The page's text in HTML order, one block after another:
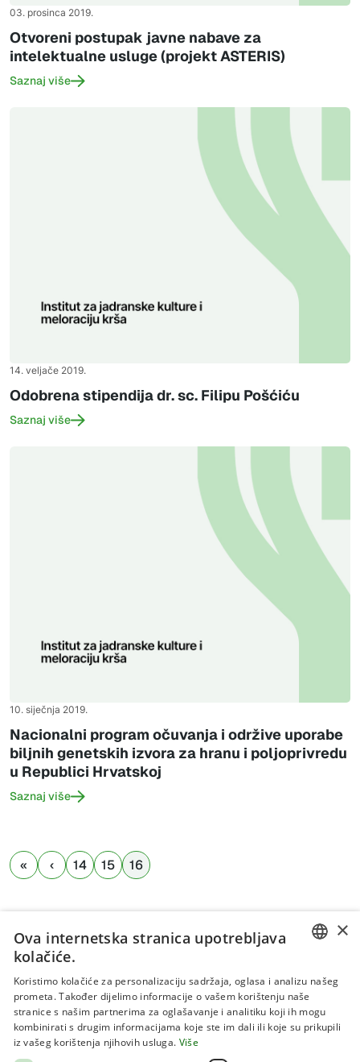
03. prosinca 2019.
Otvoreni postupak javne nabave za
intelektualne usluge (projekt ASTERIS)
Saznaj više
14. veljače 2019.
Odobrena stipendija dr. sc. Filipu Pošćiću
Saznaj više
10. siječnja 2019.
Nacionalni program očuvanja i održive uporabe
biljnih genetskih izvora za hranu i poljoprivredu
u Republici Hrvatskoj
Saznaj više
14 15 16
Uvjeti korištenja
ENGLISH
×
Ova internetska stranica upotrebljava
kolačiće.
Koristimo kolačiće za personalizaciju sadržaja, oglasa i analizu našeg
prometa. Također dijelimo informacije o vašem korištenju naše
stranice s našim partnerima za oglašavanje i analitiku koji ih mogu
kombinirati s drugim informacijama koje ste im dali ili koje su prikupili
iz vašeg korištenja njihovih usluga. Više